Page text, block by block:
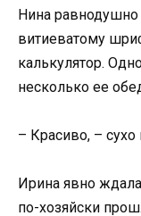
Нина равнодушно
витиеватому
калькулятор.
несколько ее
– Красиво, – сухо
Ирина явно
по-хозяйски